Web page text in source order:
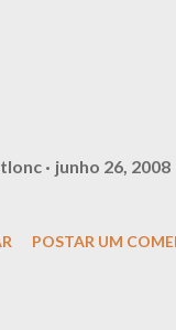
junho 26, 2008
POSTAR UM